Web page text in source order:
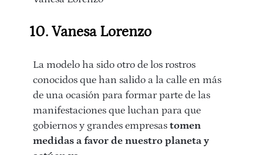
10. Vanesa Lorenzo
La modelo ha sido otro de los rostros
conocidos que han salido a la calle en más
de una ocasión para formar parte de las
manifestaciones que luchan para que
gobiernos y grandes empresas tomen
medidas a favor de nuestro planeta y